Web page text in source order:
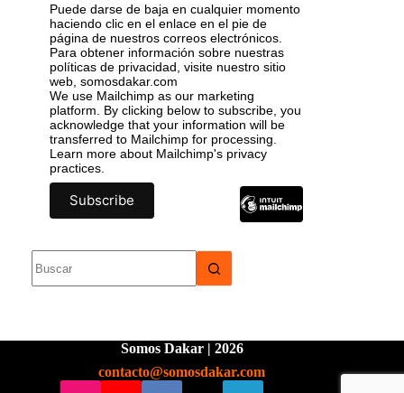
Puede darse de baja en cualquier momento
haciendo clic en el enlace en el pie de
página de nuestros correos electrónicos.
Para obtener información sobre nuestras
políticas de privacidad, visite nuestro sitio
web, somosdakar.com
We use Mailchimp as our marketing
platform. By clicking below to subscribe, you
acknowledge that your information will be
transferred to Mailchimp for processing.
Learn more about Mailchimp's privacy
practices.
Somos Dakar | 2026
contacto@somosdakar.com